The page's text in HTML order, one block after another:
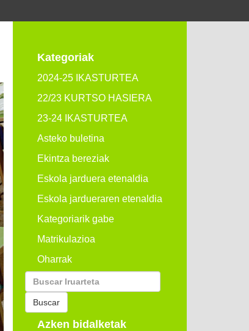
Kategoriak
2024-25 IKASTURTEA
22/23 KURTSO HASIERA
23-24 IKASTURTEA
Asteko buletina
Ekintza bereziak
Eskola jarduera etenaldia
Eskola jardueraren etenaldia
Kategoriarik gabe
Matrikulazioa
Oharrak
Buscar
por:
Buscar
Azken bidalketak